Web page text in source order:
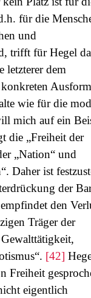
für die
und
trifft für Hegel
letzterer dem
wie für die
mich auf ein
die „Freiheit der
„Nation“ und
Daher ist
der
den
Träger der
[42]
Freiheit
eigentlich